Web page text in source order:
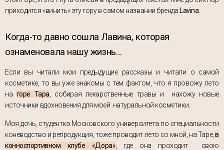
приходится «винить» эту гору в самом названии бренда Lavina.
Когда-то давно сошла Лавина, которая
ознаменовала нашу жизнь…
Если вы читали мои предыдущие рассказы и читали о самой
косметике, то вы уже знакомы с тем фактом, что я провожу лето
на горе Тара, собирая лекарственные травы и нахожу новые
источники вдохновения для моей натуральной косметики.
Моя дочь, студентка Московского университета по специальности
коневодство и репродукция, тоже проводит лето со мной, на Таре,в
конноспортивном клубе «Дора» , где она проходит свою